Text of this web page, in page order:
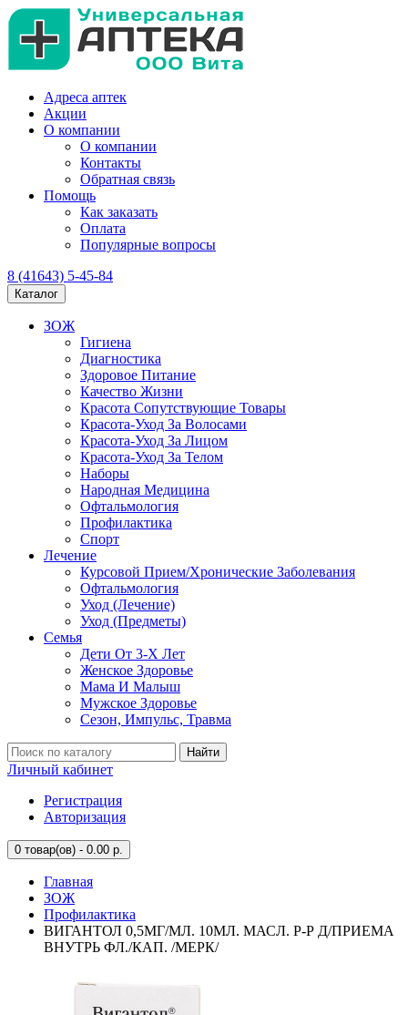
Адреса аптек
Акции
О компании
О компании
Контакты
Обратная связь
Помощь
Как заказать
Оплата
Популярные вопросы
8 (41643) 5-45-84
Каталог
ЗОЖ
Гигиена
Диагностика
Здоровое Питание
Качество Жизни
Красота Сопутствующие Товары
Красота-Уход За Волосами
Красота-Уход За Лицом
Красота-Уход За Телом
Наборы
Народная Медицина
Офтальмология
Профилактика
Спорт
Лечение
Курсовой Прием/Хронические Заболевания
Офтальмология
Уход (Лечение)
Уход (Предметы)
Семья
Дети От 3-Х Лет
Женское Здоровье
Мама И Малыш
Мужское Здоровье
Сезон, Импульс, Травма
Найти
Личный кабинет
Регистрация
Авторизация
0 товар(ов) - 0.00 р.
Главная
ЗОЖ
Профилактика
ВИГАНТОЛ 0,5МГ/МЛ. 10МЛ. МАСЛ. Р-Р Д/ПРИЕМА
ВНУТРЬ ФЛ./КАП. /МЕРК/